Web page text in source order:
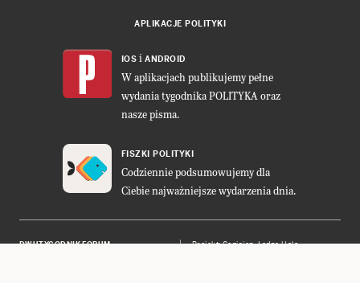
APLIKACJE POLITYKI
IOS i ANDROID
W aplikacjach publikujemy pełne
wydania tygodnika POLITYKA oraz
nasze pisma.
FISZKI POLITYKI
Codziennie podsumowujemy dla
Ciebie najważniejsze wydarzenia dnia.
DWUTYGODNIK FORUM Projekt:Cogision,Ładne Halo